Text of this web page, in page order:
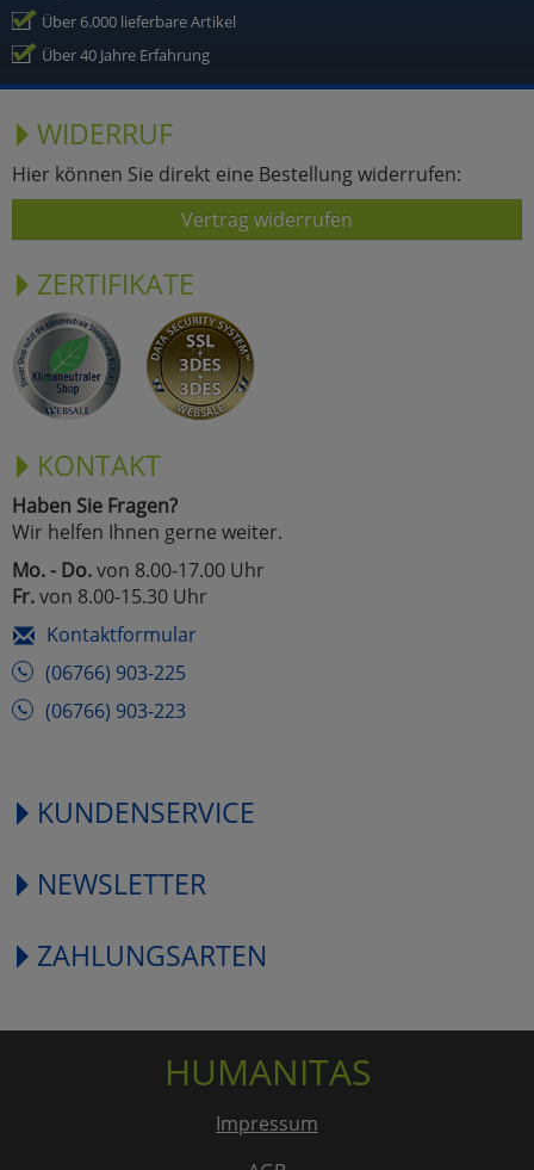
Über 6.000 lieferbare Artikel
Über 40 Jahre Erfahrung
WIDERRUF
Hier können Sie direkt eine Bestellung widerrufen:
Vertrag widerrufen
ZERTIFIKATE
KONTAKT
Haben Sie Fragen?
Wir helfen Ihnen gerne weiter.
Mo. - Do.von 8.00-17.00 Uhr
Fr.von 8.00-15.30 Uhr
Kontaktformular
(06766) 903-225
(06766) 903-223
KUNDENSERVICE
NEWSLETTER
ZAHLUNGSARTEN
HUMANITAS
Impressum